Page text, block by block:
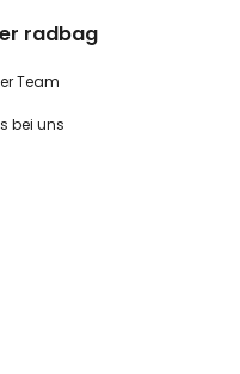
radbag
Team
bei uns